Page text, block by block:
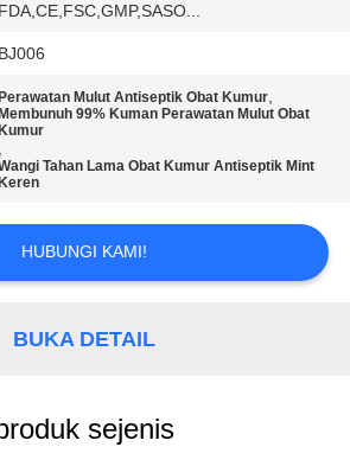
FDA,CE,FSC,GMP,SASO...
BJ006
Perawatan Mulut Antiseptik Obat Kumur,
Membunuh 99% Kuman Perawatan Mulut Obat
Kumur
,
Tahan Lama Obat Kumur Antiseptik Mint
Keren
HUBUNGI KAMI!
BUKA DETAIL
sejenis